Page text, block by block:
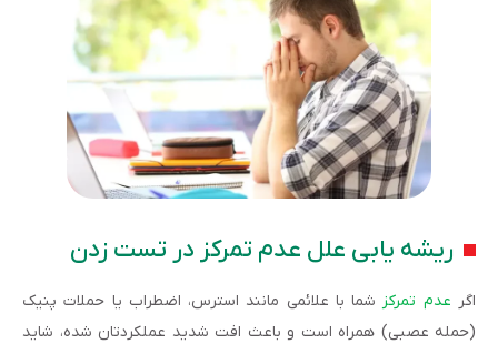
ریشه یابی علل عدم تمرکز در تست زدن
اگر عدم تمرکز شما با علائمی مانند استرس، اضطراب یا حملات پنیک
(حمله عصبی) همراه است و باعث افت شدید عملکردتان شده، شاید